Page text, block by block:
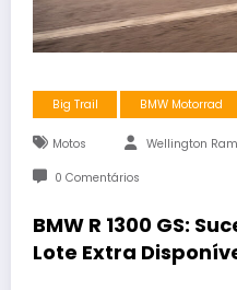
Big Trail BMW Motorrad
Motos Wellington
0 Comentários
BMW R 1300 GS:
Lote Extra